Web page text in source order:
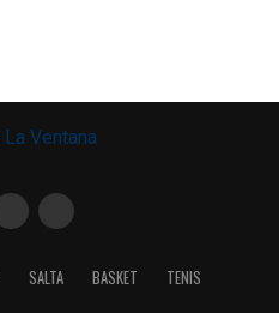
SALTA BASKET TENIS